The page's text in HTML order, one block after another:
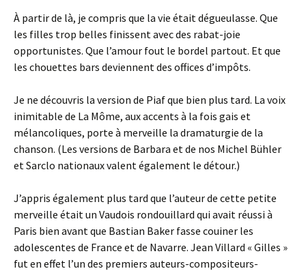
À partir de là, je compris que la vie était dégueulasse. Que
les filles trop belles finissent avec des rabat-joie
opportunistes. Que l’amour fout le bordel partout. Et que
les chouettes bars deviennent des offices d’impôts.
Je ne découvris la version de Piaf que bien plus tard. La voix
inimitable de La Môme, aux accents à la fois gais et
mélancoliques, porte à merveille la dramaturgie de la
chanson. (Les versions de Barbara et de nos Michel Bühler
et Sarclo nationaux valent également le détour.)
J’appris également plus tard que l’auteur de cette petite
merveille était un Vaudois rondouillard qui avait réussi à
Paris bien avant que Bastian Baker fasse couiner les
adolescentes de France et de Navarre. Jean Villard « Gilles »
fut en effet l’un des premiers auteurs-compositeurs-